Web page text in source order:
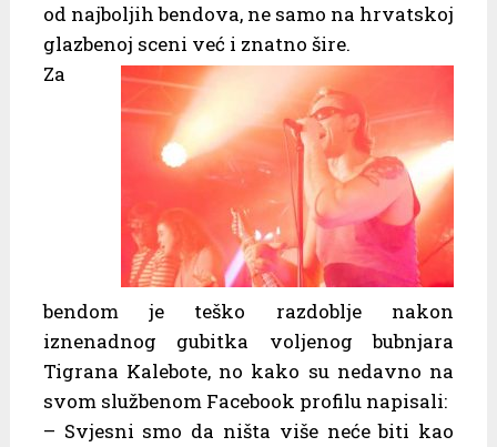
od najboljih bendova, ne samo na hrvatskoj
glazbenoj sceni već i znatno šire.
Za
bendom je teško razdoblje nakon
iznenadnog gubitka voljenog bubnjara
Tigrana Kalebote, no kako su nedavno na
svom službenom Facebook profilu napisali:
– Svjesni smo da ništa više neće biti kao